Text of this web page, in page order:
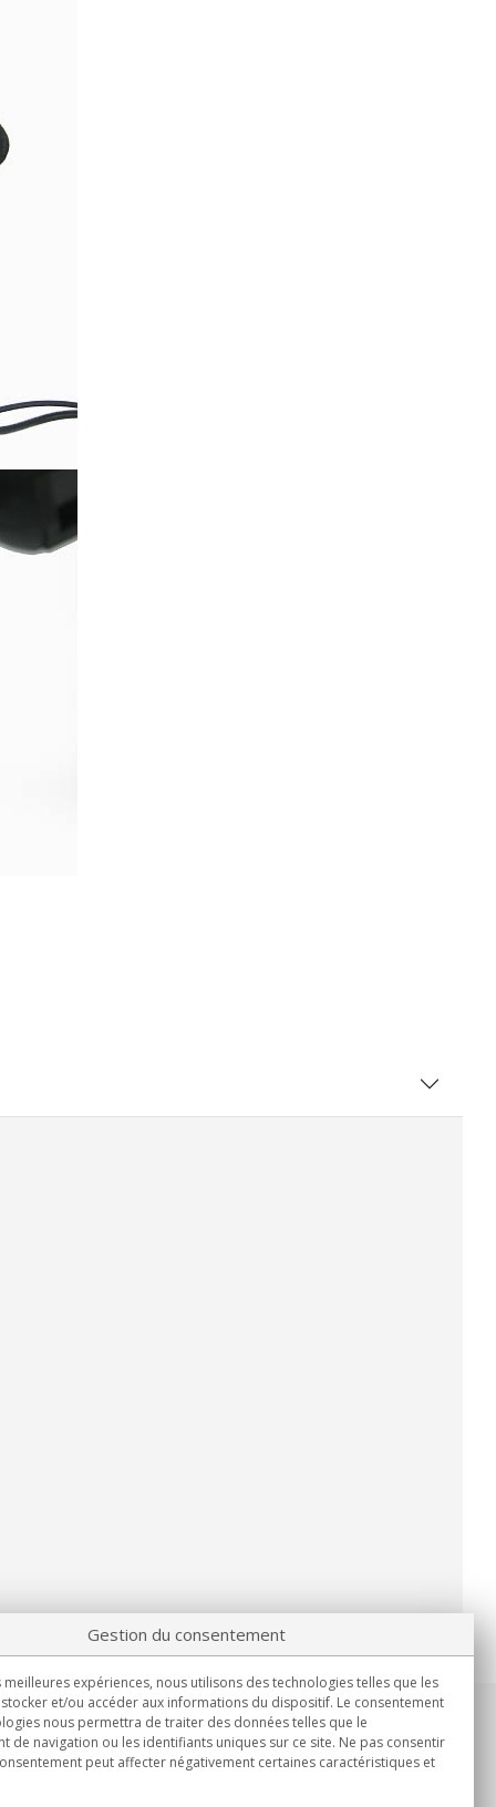
Informations
Lun.-Ven. 9h00 - 15h00.
Livraison en
Gestion du consentement
expériences, nous utilisons des technologies telles que les
et/ou accéder aux informations du dispositif. Le consentement
nous permettra de traiter des données telles que le
de navigation ou les identifiants uniques sur ce site. Ne pas consentir
peut affecter négativement certaines caractéristiques et